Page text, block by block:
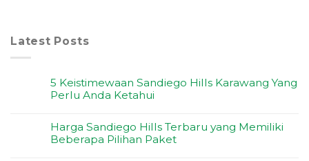
Latest Posts
5 Keistimewaan Sandiego Hills Karawang Yang
Perlu Anda Ketahui
Harga Sandiego Hills Terbaru yang Memiliki
Beberapa Pilihan Paket